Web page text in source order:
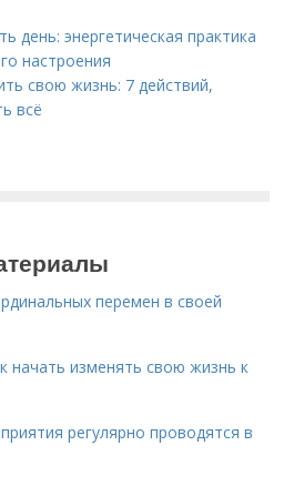
день: энергетическая практика
настроения
свою жизнь: 7 действий,
всё
перемен в своей
начать изменять свою жизнь к
регулярно проводятся в